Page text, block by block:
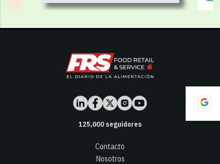
125,000seguidores
Contacto
Nosotros